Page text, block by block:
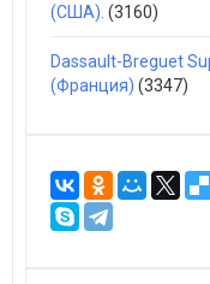
(США). (3160)
Dassault-Breguet
(Франция) (3347)